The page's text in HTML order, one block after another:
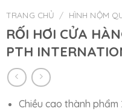
TRANG CHỦ / HÌNH NỘM
RỐI HƠI CỬA
PTH
Chiều cao thành phẩm